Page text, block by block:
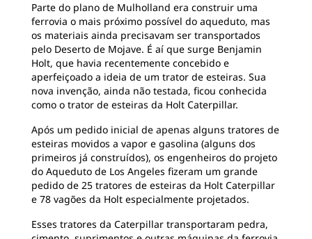
Parte do plano de Mulholland era construir uma
ferrovia o mais próximo possível do aqueduto, mas
os materiais ainda precisavam ser transportados
pelo Deserto de Mojave. É aí que surge Benjamin
Holt, que havia recentemente concebido e
aperfeiçoado a ideia de um trator de esteiras. Sua
nova invenção, ainda não testada, ficou conhecida
como o trator de esteiras da Holt Caterpillar.
Após um pedido inicial de apenas alguns tratores de
esteiras movidos a vapor e gasolina (alguns dos
primeiros já construídos), os engenheiros do projeto
do Aqueduto de Los Angeles fizeram um grande
pedido de 25 tratores de esteiras da Holt Caterpillar
e 78 vagões da Holt especialmente projetados.
Esses tratores da Caterpillar transportaram pedra,